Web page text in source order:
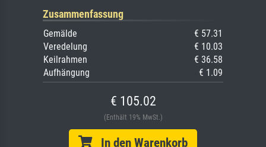
Zusammenfassung
Gemälde
€ 57.31
Veredelung
€ 10.03
Keilrahmen
€ 36.58
Aufhängung
€ 1.09
€ 105.02
(Enthält 19% MwSt.)
In den Warenkorb